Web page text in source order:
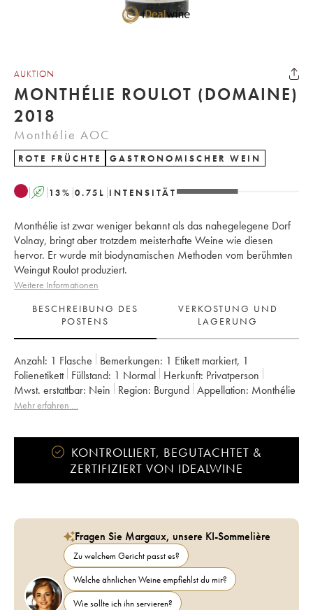
AUKTION
MONTHÉLIE ROULOT (DOMAINE)
2018
Monthélie AOC
ROTE FRÜCHTE GASTRONOMISCHER WEIN
A 13% 0.75 L INTENSITÄT
Monthélie ist zwar weniger bekannt als das nahegelegene Dorf
Volnay, bringt aber trotzdem meisterhafte Weine wie diesen
hervor. Er wurde mit biodynamischen Methoden vom berühmten
Weingut Roulot produziert.
Weitere Informationen
BESCHREIBUNG DES
POSTENS
VERKOSTUNG UND
LAGERUNG
Anzahl: 1 Flasche Bemerkungen: 1 Etikett markiert, 1
Folienetikett Füllstand: 1 Normal Herkunft:
privatperson
Mwst. erstattbar:
nein Region: Burgund Appellation:
Monthélie
Eigentümer:
Mehr erfahren …
KONTROLLIERT, BEGUTACHTET &
ZERTIFIZIERT VON IDEALWINE
Fragen Sie Margaux, unsere KI-Sommelière
Zu welchem Gericht passt es?
Welche ähnlichen Weine empfiehlst du mir?
Wie sollte ich ihn servieren?